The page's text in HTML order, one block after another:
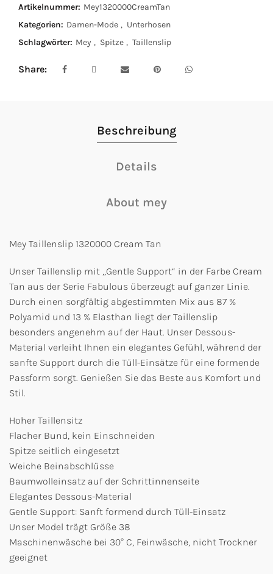
Artikelnummer: Mey1320000CreamTan
Kategorien: Damen-Mode , Unterhosen
Schlagwörter: Mey , Spitze , Taillenslip
Share
Beschreibung
Details
About mey
Mey Taillenslip 1320000 Cream Tan
Unser Taillenslip mit ,,Gentle Support“ in der Farbe Cream
Tan aus der Serie Fabulous überzeugt auf ganzer Linie.
Durch einen sorgfältig abgestimmten Mix aus 87 %
Polyamid und 13 % Elasthan liegt der Taillenslip
besonders angenehm auf der Haut. Unser Dessous-
Material verleiht Ihnen ein elegantes Gefühl, während der
sanfte Support durch die Tüll-Einsätze für eine formende
Passform sorgt. Genießen Sie das Beste aus Komfort und
Stil.
Hoher Taillensitz
Flacher Bund, kein Einschneiden
Spitze seitlich eingesetzt
Weiche Beinabschlüsse
Baumwolleinsatz auf der Schrittinnenseite
Elegantes Dessous-Material
Gentle Support: Sanft formend durch Tüll-Einsatz
Unser Model trägt Größe 38
Maschinenwäsche bei 30° C, Feinwäsche, nicht Trockner
geeignet